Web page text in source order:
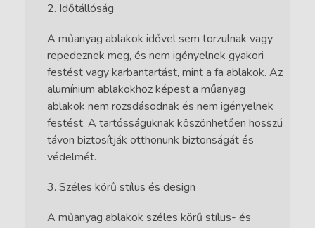
Időtállóság
A műanyag ablakok idővel sem torzulnak vagy
repedeznek meg, és nem igényelnek gyakori
festést vagy karbantartást, mint a fa ablakok. Az
alumínium ablakokhoz képest a műanyag
ablakok nem rozsdásodnak és nem igényelnek
festést. A tartósságuknak köszönhetően hosszú
távon biztosítják otthonunk biztonságát és
védelmét.
Széles körű stílus és design
A műanyag ablakok széles körű stílus- és